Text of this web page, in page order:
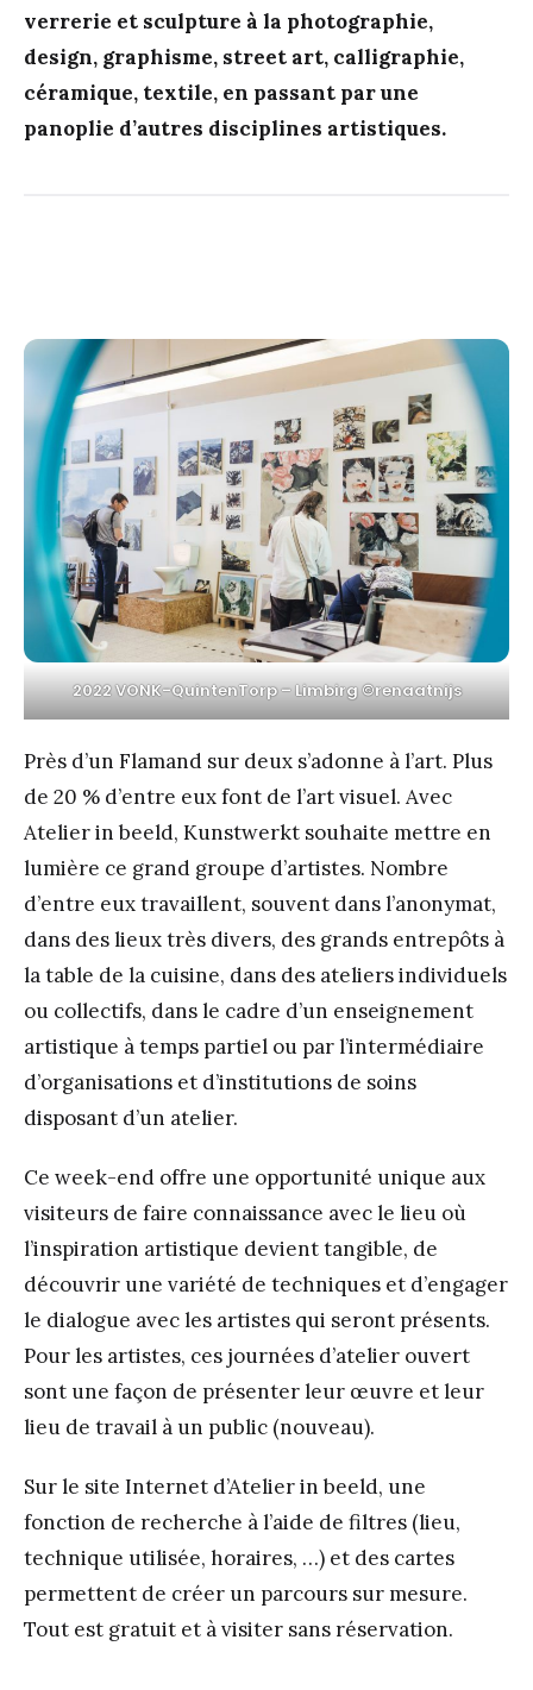
verrerie et sculpture à la photographie,
design, graphisme, street art, calligraphie,
céramique, textile, en passant par une
panoplie d’autres disciplines artistiques.
2022 VONK-QuintenTorp – Limbirg ©renaatnijs
Près d’un Flamand sur deux s’adonne à l’art. Plus
de 20 % d’entre eux font de l’art visuel. Avec
Atelier in beeld, Kunstwerkt souhaite mettre en
lumière ce grand groupe d’artistes. Nombre
d’entre eux travaillent, souvent dans l’anonymat,
dans des lieux très divers, des grands entrepôts à
la table de la cuisine, dans des ateliers individuels
ou collectifs, dans le cadre d’un enseignement
artistique à temps partiel ou par l’intermédiaire
d’organisations et d’institutions de soins
disposant d’un atelier.
Ce week-end offre une opportunité unique aux
visiteurs de faire connaissance avec le lieu où
l’inspiration artistique devient tangible, de
découvrir une variété de techniques et d’engager
le dialogue avec les artistes qui seront présents.
Pour les artistes, ces journées d’atelier ouvert
sont une façon de présenter leur œuvre et leur
lieu de travail à un public (nouveau).
Sur le site Internet d’Atelier in beeld, une
fonction de recherche à l’aide de filtres (lieu,
technique utilisée, horaires, …) et des cartes
permettent de créer un parcours sur mesure.
Tout est gratuit et à visiter sans réservation.